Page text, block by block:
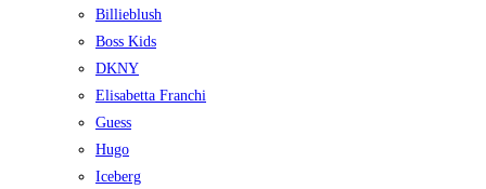
Billieblush
Boss Kids
DKNY
Elisabetta Franchi
Guess
Hugo
Iceberg